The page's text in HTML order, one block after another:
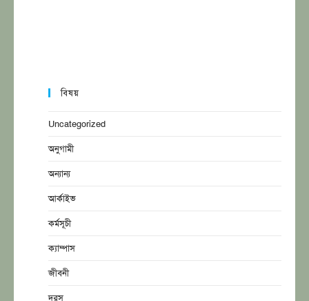
বিষয়
Uncategorized
অনুগামী
অন্যান্য
আর্কাইভ
কর্মসূচী
ক্যাম্পাস
জীবনী
দরস